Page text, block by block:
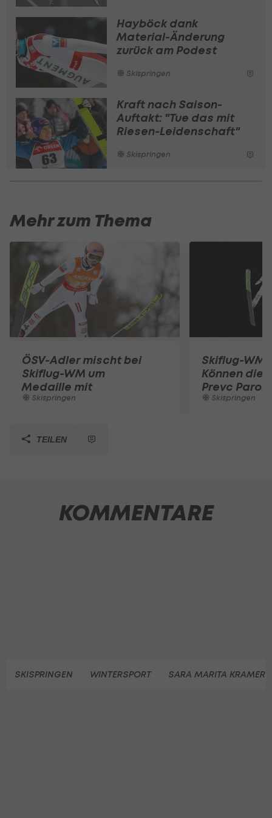
Hayböck dank
Material-Änderung
zurück am Podest
Skispringen
Kraft nach Saison-
Auftakt: "Tue das mit
Riesen-Leidenschaft"
Skispringen
Mehr zum Thema
ÖSV-Adler mischt bei
Skiflug-WM um
Medaille mit
Skispringen
Skiflug-WM
Können die
Prevc Paroli
Skispringen
TEILEN
KOMMENTARE
SKISPRINGEN WINTERSPORT SARA MARITA KRAMER